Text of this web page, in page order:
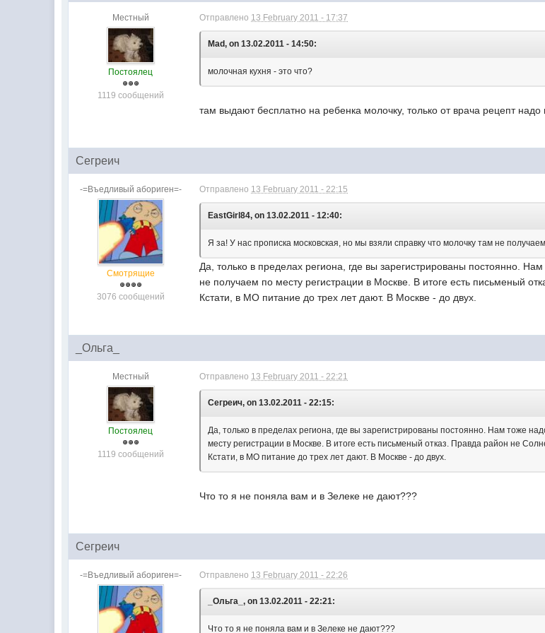
Местный
Постоялец
1119 сообщений
Отправлено 13 February 2011 - 17:37
Mad, on 13.02.2011 - 14:50:
молочная кухня - это что?
там выдают бесплатно на ребенка молочку, только от врача рецепт
Сегреич
-=Въедливый абориген=-
Смотрящие
3076 сообщений
Отправлено 13 February 2011 - 22:15
EastGirl84, on 13.02.2011 - 12:40:
Я за! У нас прописка московская, но мы взяли справку что молочку там не
Да, только в пределах региона, где вы зарегистрированы постоянно.
не получаем по месту регистрации в Москве. В итоге есть письменый
Кстати, в МО питание до трех лет дают. В Москве - до двух.
_Ольга_
Местный
Постоялец
1119 сообщений
Отправлено 13 February 2011 - 22:21
Сегреич, on 13.02.2011 - 22:15:
Да, только в пределах региона, где вы зарегистрированы постоянно. Нам тоже
месту регистрации в Москве. В итоге есть письменый отказ. Правда район не
Кстати, в МО питание до трех лет дают. В Москве - до двух.
Что то я не поняла вам и в Зелеке не дают???
Сегреич
-=Въедливый абориген=- Отправлено 13 February 2011 - 22:26
_Ольга_, on 13.02.2011 - 22:21:
Что то я не поняла вам и в Зелеке не дают???